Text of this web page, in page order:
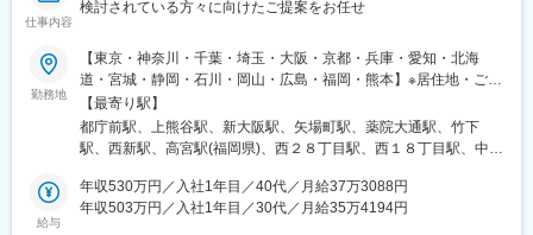
の職種や役割として勤務をいただく場合があります。（※賃金条件
介助・レクリエーション・送迎業務など介護業務全般エリアマネ
ージャーへ職種変更時に異動となることがあります。
■ご担当の可能性がある施設：
老人ホーム、障がい・認知症グループホーム、通所介護、生活介
護、就労継続B、放課後等ディ、訪問看護・介護等
■当社について：
仕事内容
検討されている方々に向けたご提案をお任せ
勤務地
【東京・神奈川・千葉・埼玉・大阪・京都・兵庫・愛知・北海
道・宮城・静岡・石川・岡山・広島・福岡・熊本】※居住地・ご希
望を考慮の上、上記のいずれかのエリアを担当していただきま
す。※担当エリア内にある、当社事業所や有料老人ホームを拠点と
して活動します。★U・Iターン歓迎★直行直帰OK※担当エリアは
都 神奈川県 千葉県 埼玉県【関西】大阪府 京都府 兵庫県
【東海】静岡県 愛知県【北信越】石川県【中国・四国】岡山
【最寄り駅】
都庁前駅、上熊谷駅、新大阪駅、矢場町駅、薬院大通駅、竹下
駅、西新駅、高宮駅(福岡県)、西２８丁目駅、西１８丁目駅、中央
北仙台駅、長町南駅、五橋駅、北鉄金沢駅、大元駅、田町駅(岡山
県)、北長瀬駅、東山・おかでんミュージアム駅、猿猴橋町駅、新
給与
年収530万円／入社1年目／40代／月給37万3088円
年収503万円／入社1年目／30代／月給35万4194円